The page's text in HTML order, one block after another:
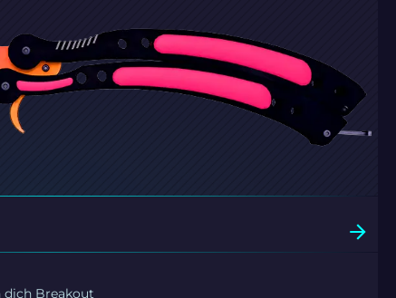
dịch Breakout